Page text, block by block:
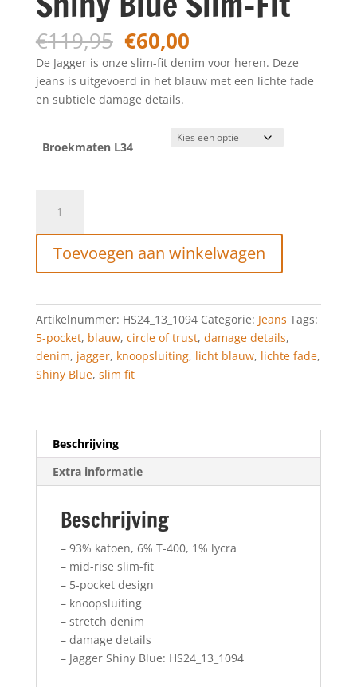
€119,95 Oorspronkelijke
prijs
was:
€119,95.
€60,00Huidige
prijs
is:
€60,00.
De Jagger is onze slim-fit denim voor heren. Deze
jeans is uitgevoerd in het blauw met een lichte fade
en subtiele damage details.
Broekmaten L34
Trust
Jagger
Shiny
Slim-
Fit
aantal
Toevoegen aan winkelwagen
Artikelnummer: HS24_13_1094 Categorie: Jeans Tags:
5-pocket, blauw, circle of trust, damage details,
denim, jagger, knoopsluiting, licht blauw, lichte fade,
Shiny Blue, slim fit
Beschrijving
Extra informatie
Beschrijving
– 93% katoen, 6% T-400, 1% lycra
– mid-rise slim-fit
– 5-pocket design
– knoopsluiting
– stretch denim
– damage details
– Jagger Shiny Blue: HS24_13_1094